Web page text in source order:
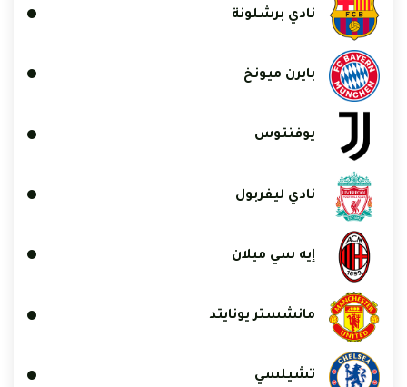
نادي برشلونة
بايرن ميونخ
يوفنتوس
نادي ليفربول
إيه سي ميلان
مانشستر يونايتد
تشيلسي